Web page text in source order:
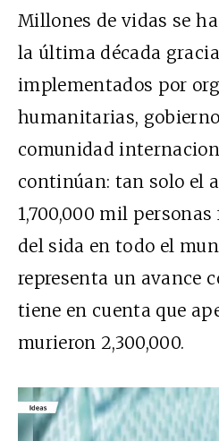
Millones de vidas se
la última década
implementados por
humanitarias,
comunidad
continúan: tan solo el
1,700,000 mil
del sida en todo el
representa un avance
tiene en cuenta que
murieron 2,300,000.